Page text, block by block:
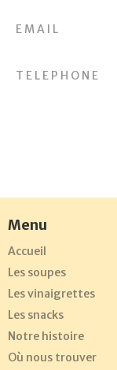
EMAIL
TELEPHONE
Menu
Accueil
Les soupes
Les vinaigrettes
Les snacks
Notre histoire
Où nous trouver